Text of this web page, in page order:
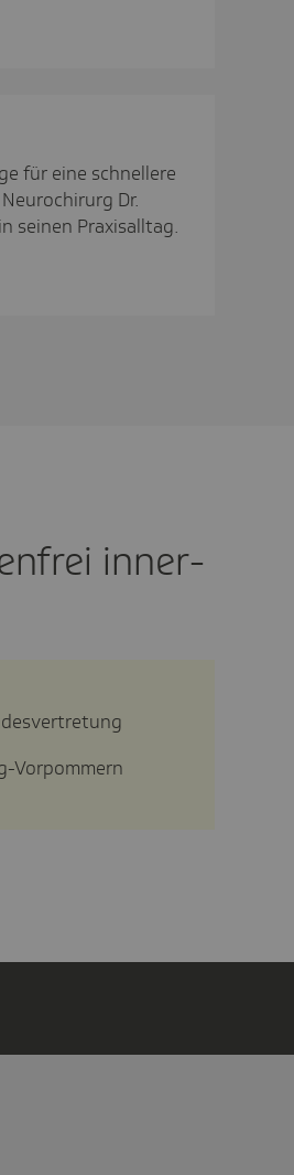
für eine schnellere
Dr.
seinen Praxisalltag.
inner­
Vorpommern